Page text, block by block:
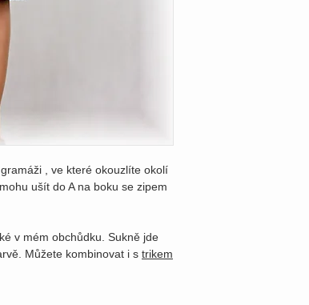
, ve které okouzlíte okolí
ušít do A na boku se zipem
v mém obchůdku. Sukně jde
Můžete kombinovat i s trikem